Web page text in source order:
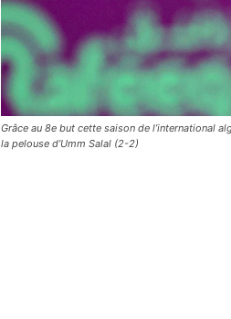
Grâce au 8e but cette saison de l’international
la pelouse d’Umm Salal (2-2)